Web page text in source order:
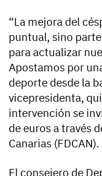
“La mejora del
puntual, sino
para actualizar
Apostamos por
deporte desde la
vicepresidenta,
intervención se
de euros a través
Canarias (FDCAN).
El consejero de